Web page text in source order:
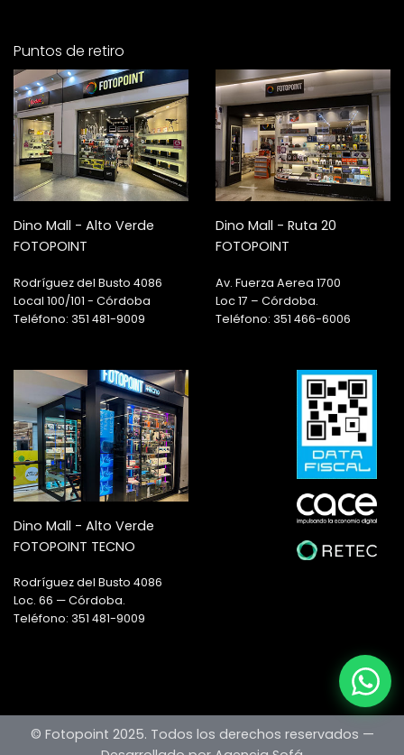
Puntos de retiro
Dino Mall - Alto Verde
FOTOPOINT
Rodríguez del Busto 4086
Local 100/101 - Córdoba
Teléfono: 351 481-9009
Dino Mall - Ruta 20
FOTOPOINT
Av. Fuerza Aerea 1700
Loc 17 – Córdoba.
Teléfono: 351 466-6006
Dino Mall - Alto Verde
FOTOPOINT TECNO
Rodríguez del Busto 4086
Loc. 66 — Córdoba.
Teléfono: 351 481-9009
© Fotopoint 2025. Todos los derechos reservados —